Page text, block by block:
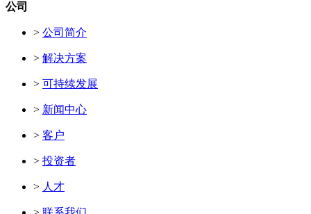
公司
> 公司简介
> 解决方案
> 可持续发展
> 新闻中心
> 客户
> 投资者
> 人才